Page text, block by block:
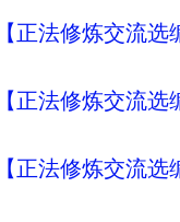
【正法修炼交流
【正法修炼交流
【正法修炼交流